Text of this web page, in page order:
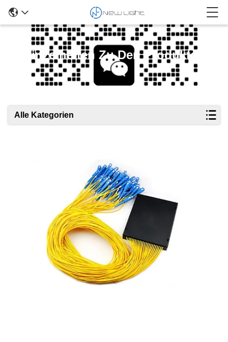
Einzelheiten Zu Den Produkten
Alle Kategorien